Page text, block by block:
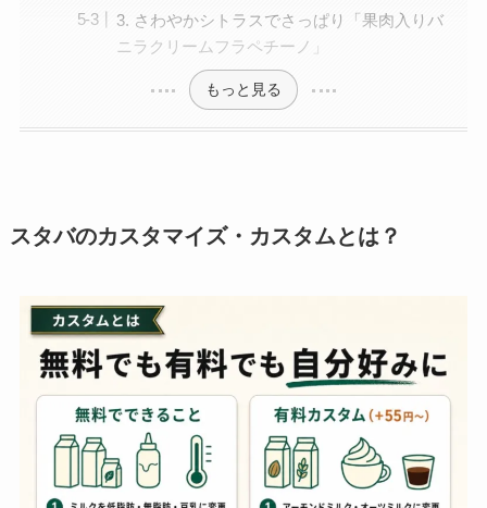
3. さわやかシトラスでさっぱり「果肉入りバ
ニラクリームフラペチーノ」
もっと見る
スタバのカスタマイズ・カスタムとは？